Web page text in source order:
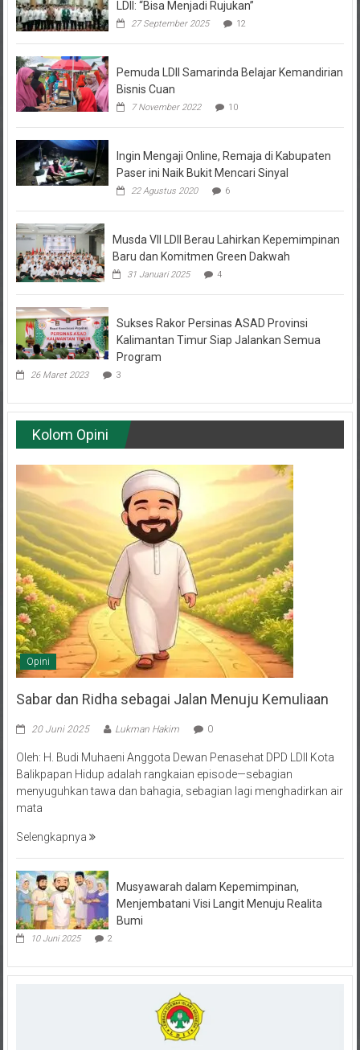
27 September 2025 12
Bisnis Cuan
7 November 2022
Paser ini Naik Bukit Mencari Sinyal
22 Agustus 2020 6
Baru dan Komitmen Green Dakwah
31 Januari 2025 4
Kalimantan Timur Siap Jalankan Semua
Program
26 Maret 2023 3
Kolom Opini
Opini
Sabar dan Ridha sebagai Jalan Menuju Kemuliaan
Balikpapan Hidup adalah rangkaian episode—sebagian
menyuguhkan tawa dan bahagia, sebagian lagi menghadirkan air
mata
Menjembatani Visi Langit Menuju Realita
Bumi
10 Juni 2025 2